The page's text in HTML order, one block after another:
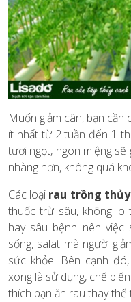
Muốn giảm cân, bạn
ít nhất từ 2 tuần đến 1
tươi ngọt, ngon miệng
nhàng hơn, không quá
Các loại rau trồng thủy
thuốc trừ sâu, không
hay sâu bệnh nên
sống, salat mà người
sức khỏe. Bên cạnh
xong là sử dụng, chế
thích bạn ăn rau thay thế